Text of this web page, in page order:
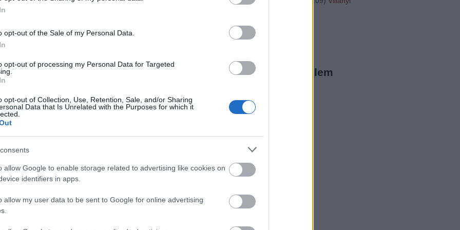
opt-out of the Sale of my Personal Data.
opt-out of processing my Personal Data for Targeted
opt-out of Collection, Use, Retention, Sale, and/or Sharing
Data that Is Unrelated with the Purposes for which it
allow Google to enable storage related to advertising like cookies on
identifiers in apps.
allow my user data to be sent to Google for online advertising
Nincs megjeleníthető elem
Alkoholista a Facebookon
pannon bormustra